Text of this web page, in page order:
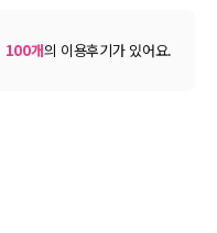
100개의 이용후기가 있어요.